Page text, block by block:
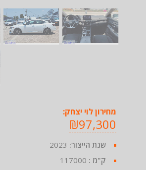
מחירון לוי יצחק:
₪97,300
שנת הייצור: 2023
ק"מ : 117000